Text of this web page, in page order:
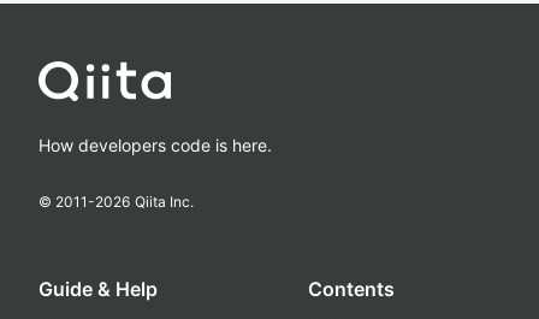
How developers code is here.
© 2011-2026 Qiita Inc.
Guide & Help Contents